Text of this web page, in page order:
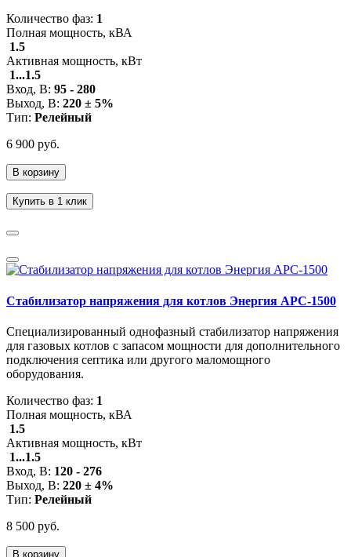
Количество фаз: 1
Полная мощность, кВА
1.5
Активная мощность, кВт
1...1.5
Вход, В: 95 - 280
Выход, В: 220 ± 5%
Тип: Релейный
6 900 руб.
В корзину
Купить в 1 клик
Стабилизатор напряжения для котлов Энергия АРС-1500
Специализированный однофазный стабилизатор напряжения
для газовых котлов с запасом мощности для дополнительного
подключения септика или другого маломощного
оборудования.
Количество фаз: 1
Полная мощность, кВА
1.5
Активная мощность, кВт
1...1.5
Вход, В: 120 - 276
Выход, В: 220 ± 4%
Тип: Релейный
8 500 руб.
В корзину